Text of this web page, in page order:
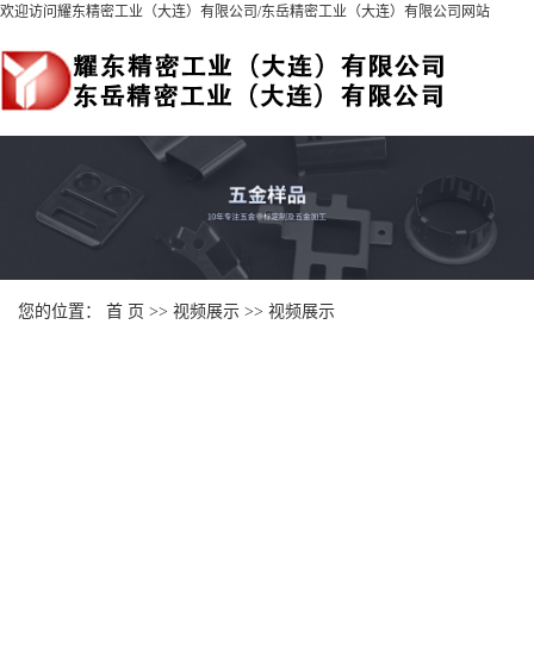
欢迎访问耀东精密工业（大连）有限公司 /东岳精密工业（大连）有限公司 网站
您的位置： 首 页 >> 视频展示 >> 视频展示